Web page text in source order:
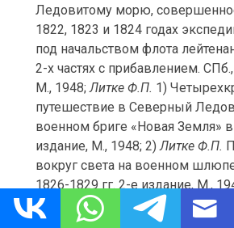
Ледовитому морю,
1822, 1823 и 1824 годах
под начальством флота
2-х частях с прибавлением.
М., 1948;Литке Ф.П. 1)
путешествие в Северный
военном бриге «Новая Земля»
издание, М., 1948; 2)Литке Ф.П.
вокруг света на военном
1826-1829 гг. 2-е издание, М.,
О.Е.
Новое путешествие
гг. 2-е издание, М., 1981;